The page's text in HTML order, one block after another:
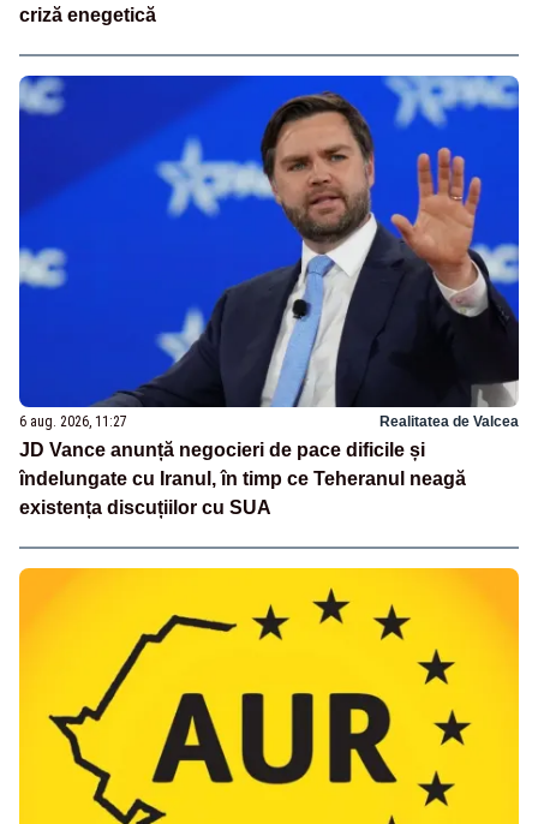
criză enegetică
6 aug. 2026, 11:27 Realitatea de Valcea
JD Vance anunță negocieri de pace dificile și
îndelungate cu Iranul, în timp ce Teheranul neagă
existența discuțiilor cu SUA